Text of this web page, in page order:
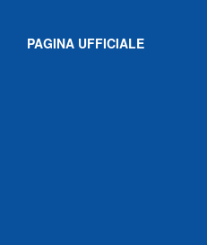
PAGINA UFFICIALE